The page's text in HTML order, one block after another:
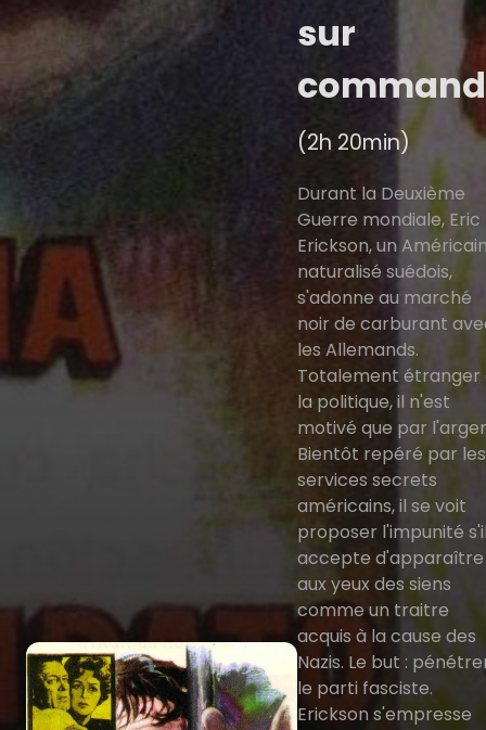
sur
(2h 20min)
Durant la Deuxième
Guerre mondiale, Eric
Erickson, un
naturalisé suédois,
s'adonne au marché
noir de carburant
les Allemands.
Totalement étranger
la politique, il n'est
motivé que par
Bientôt repéré par les
services secrets
américains, il se voit
proposer l'impunité
accepte d'apparaître
aux yeux des siens
comme un traitre
acquis à la cause des
Nazis. Le but :
le parti fasciste.
Erickson s'empresse